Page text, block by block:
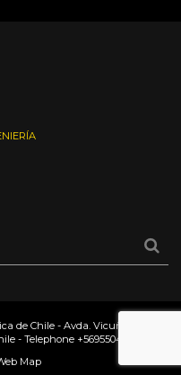
de Chile - Avda. Vicuña
- Telephone +56955042000
Map